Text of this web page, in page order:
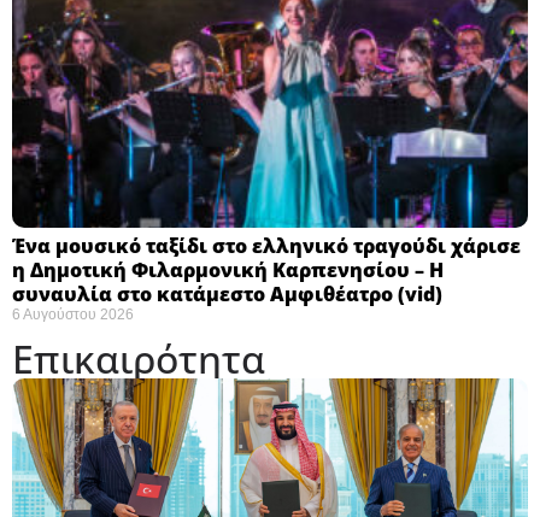
Ένα μουσικό ταξίδι στο ελληνικό τραγούδι χάρισε
η Δημοτική Φιλαρμονική Καρπενησίου – Η
συναυλία στο κατάμεστο Αμφιθέατρο (vid)
6 Αυγούστου 2026
Επικαιρότητα